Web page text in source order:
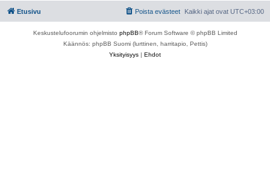
Etusivu Kaikki ajat ovat UTC+03:00
Poista evästeet
Keskustelufoorumin ohjelmisto phpBB® Forum Software © phpBB Limited
Käännös: phpBB Suomi (lurttinen, harritapio, Pettis)
Yksityisyys | Ehdot